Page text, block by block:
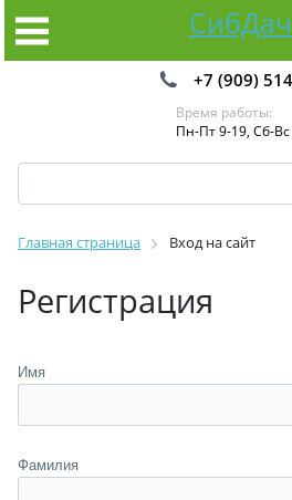
+7 (909)
Время работы:
Пн-Пт 9-19, Сб-Вс
Главная страница Вход на сайт
Регистрация
Имя
Фамилия